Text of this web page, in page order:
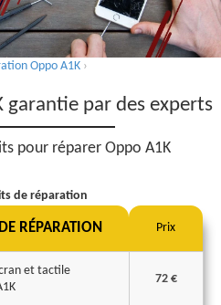
Oppo A1K ›
garantie par des experts
pour réparer Oppo A1K
de réparation
RÉPARATION Prix
et tactile
72 €